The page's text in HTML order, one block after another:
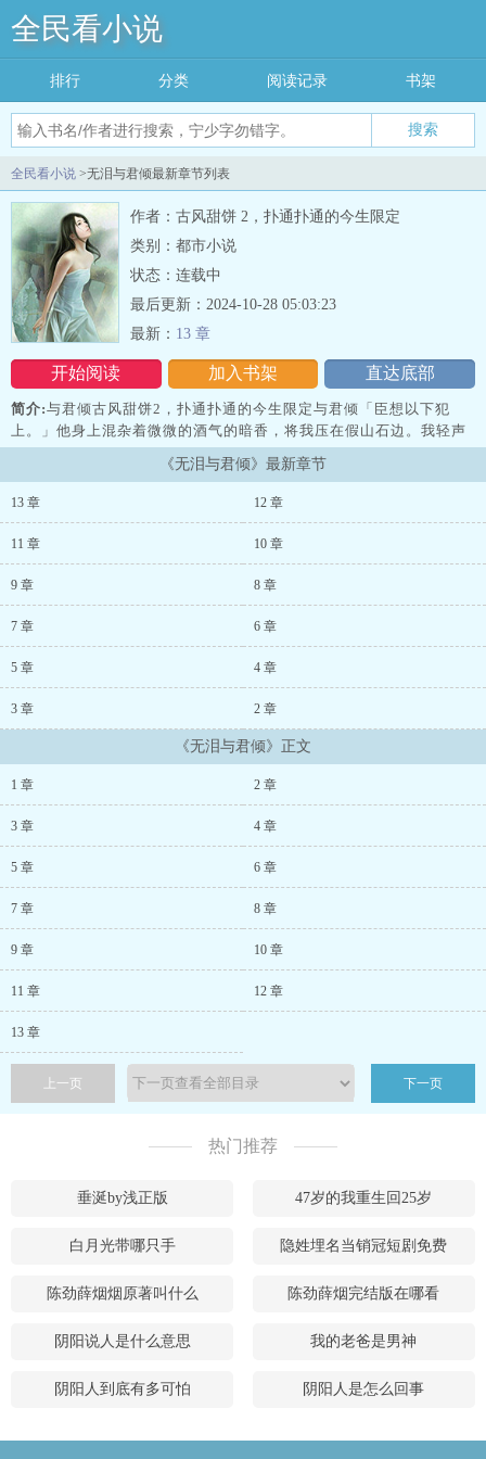
全民看小说
搜索
排行 分类 阅读记录 书架
全民看小说 >无泪与君倾最新章节列表
作者：古风甜饼 2，扑通扑通的今生限定
类别：都市小说
状态：连载中
开始阅读 加入书架 直达底部
最后更新：2024-10-28 05:03:23
最新： 13 章
简介:与君倾古风甜饼2，扑通扑通的今生限定与君倾「臣想以下犯
上。」他身上混杂着微微的酒气的暗香，将我压在假山石边。我轻声
笑说「柳长祺，你喝醉了？」不过是刚刚的宴席上硬是邀请他小酌一
杯，想不到会神志不清成这样。我可太惊喜了。「公主」他在我耳边
轻唤。往日的他在我眼里永远正襟危坐老成持重，料是谁也没见过他
要是被与君倾
《无泪与君倾》最新章节
13 章 12 章
11 章 10 章
9 章 8 章
7 章 6 章
5 章 4 章
3 章 2 章
《无泪与君倾》正文
1 章 2 章
3 章 4 章
5 章 6 章
7 章 8 章
9 章 10 章
11 章 12 章
13 章
上一页 下一页
热门推荐
垂涎by浅正版 47岁的我重生回25岁
白月光带哪只手 隐姓埋名当销冠短剧免费
陈劲薛烟烟原著叫什么 陈劲薛烟完结版在哪看
阴阳说人是什么意思 我的老爸是男神
阴阳人到底有多可怕 阴阳人是怎么回事